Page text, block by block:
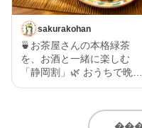
sakurakohan
🍵お茶屋さんの本格緑茶
を、お酒と一緒に楽しむ
「静岡割」🌿 おうちで晩酌
を楽しむなら、お酒だけじ